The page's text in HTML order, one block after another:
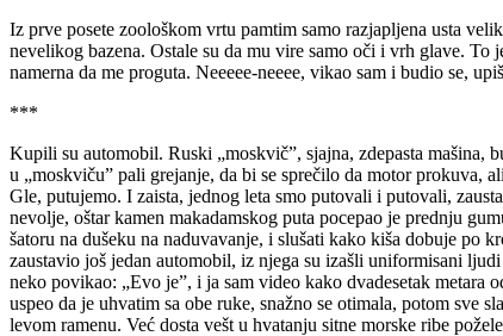
Iz prve posete zoološkom vrtu pamtim samo razjapljena usta
nevelikog bazena. Ostale su da mu vire samo oči i vrh glave. To
namerna da me proguta. Neeeee-neeee, vikao sam i budio se,
***
Kupili su automobil. Ruski „moskvič”, sjajna, zdepasta mašina,
u „moskviču” pali grejanje, da bi se sprečilo da motor prokuva,
Gle, putujemo. I zaista, jednog leta smo putovali i putovali,
nevolje, oštar kamen makadamskog puta pocepao je prednju
šatoru na dušeku na naduvavanje, i slušati kako kiša dobuje po
zaustavio još jedan automobil, iz njega su izašli uniformisani
neko povikao: „Evo je”, i ja sam video kako dvadesetak
uspeo da je uhvatim sa obe ruke, snažno se otimala, potom sve
levom ramenu. Već dosta vešt u hvatanju sitne morske ribe